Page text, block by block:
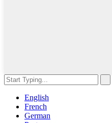
English
French
German